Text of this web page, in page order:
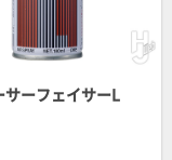
サーフェイサーL